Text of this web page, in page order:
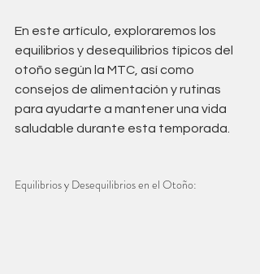
En este artículo, exploraremos los
equilibrios y desequilibrios típicos del
otoño según la MTC, así como
consejos de alimentación y rutinas
para ayudarte a mantener una vida
saludable durante esta temporada.
Equilibrios y Desequilibrios en el Otoño: